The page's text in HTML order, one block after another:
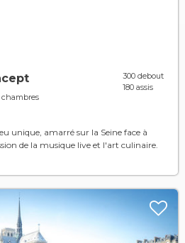
chambres
300 debout
180 assis
unique, amarré sur la Seine face à
de la musique live et l'art culinaire.